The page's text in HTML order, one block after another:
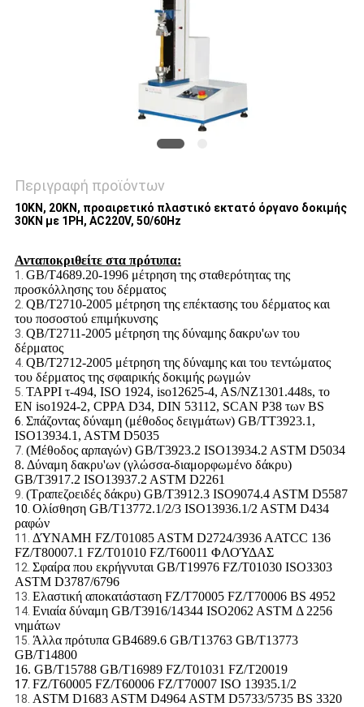
Περιγραφή προϊόντων
10KN, 20KN, προαιρετικό πλαστικό εκτατό όργανο δοκιμής
30KN με 1PH, AC220V, 50/60Hz
Ανταποκριθείτε στα πρότυπα:
1. GB/T4689.20-1996 μέτρηση της σταθερότητας της
προσκόλλησης του δέρματος
2. QB/T2710-2005 μέτρηση της επέκτασης του δέρματος και
του ποσοστού επιμήκυνσης
3. QB/T2711-2005 μέτρηση της δύναμης δακρυ'ων του
δέρματος
4. QB/T2712-2005 μέτρηση της δύναμης και του τεντώματος
του δέρματος της σφαιρικής δοκιμής ρωγμών
5. TAPPI τ-494, ISO 1924, iso12625-4, AS/NZ1301.448s, το
EN iso1924-2, CPPA D34, DIN 53112, SCAN P38 των BS
6. Σπάζοντας δύναμη (μέθοδος δειγμάτων) GB/TT3923.1,
ISO13934.1, ASTM D5035
7. (Μέθοδος αρπαγών) GB/T3923.2 ISO13934.2 ASTM D5034
8. Δύναμη δακρυ'ων (γλώσσα-διαμορφωμένο δάκρυ)
GB/T3917.2 ISO13937.2 ASTM D2261
9. (Τραπεζοειδές δάκρυ) GB/T3912.3 ISO9074.4 ASTM D5587
10. Ολίσθηση GB/T13772.1/2/3 ISO13936.1/2 ASTM D434
ραφών
11. ΔΎΝΑΜΗ FZ/T01085 ASTM D2724/3936 AATCC 136
FZ/T80007.1 FZ/T01010 FZ/T60011 ΦΛΟΎΔΑΣ
12. Σφαίρα που εκρήγνυται GB/T19976 FZ/T01030 ISO3303
ASTM D3787/6796
13. Ελαστική αποκατάσταση FZ/T70005 FZ/T70006 BS 4952
14. Ενιαία δύναμη GB/T3916/14344 ISO2062 ASTM Δ 2256
νημάτων
15. Άλλα πρότυπα GB4689.6 GB/T13763 GB/T13773
GB/T14800
16. GB/T15788 GB/T16989 FZ/T01031 FZ/T20019
17. FZ/T60005 FZ/T60006 FZ/T70007 ISO 13935.1/2
18. ASTM D1683 ASTM D4964 ASTM D5733/5735 BS 3320